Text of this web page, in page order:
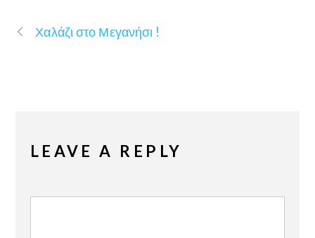
Χαλάζι στο Μεγανήσι !
LEAVE A REPLY